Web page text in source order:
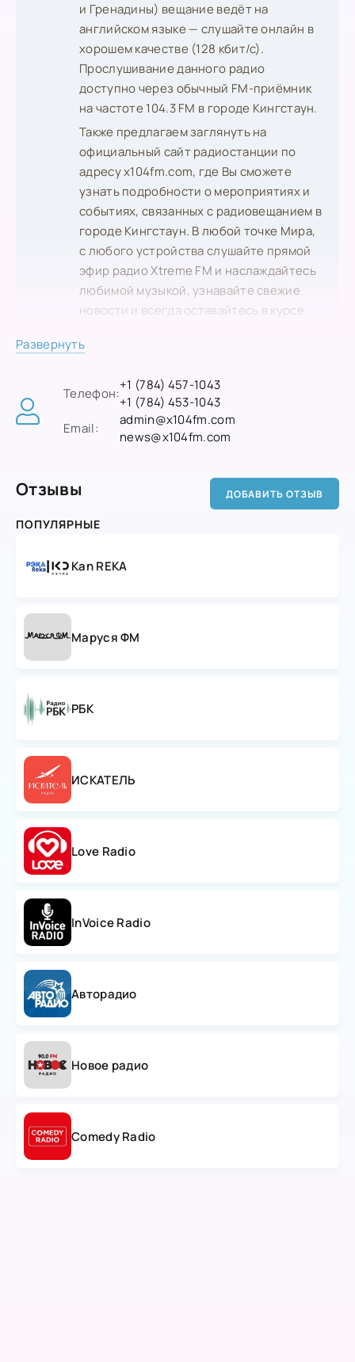
и Гренадины) вещание ведёт на
английском языке — слушайте онлайн в
хорошем качестве (128 кбит/с).
Прослушивание данного радио
доступно через обычный FM-приёмник
на частоте 104.3 FM в городе Кингстаун.
Также предлагаем заглянуть на
официальный сайт радиостанции по
адресу x104fm.com, где Вы сможете
узнать подробности о мероприятиях и
событиях, связанных с радиовещанием в
городе Кингстаун. В любой точке Мира,
с любого устройства слушайте прямой
эфир радио Xtreme FM и наслаждайтесь
любимой музыкой, узнавайте свежие
новости и всегда оставайтесь в курсе
Развернуть
Телефон:
+1 (784) 457-1043
+1 (784) 453-1043
Email:
admin@x104fm.com
news@x104fm.com
Отзывы ДОБАВИТЬ ОТЗЫВ
ПОПУЛЯРНЫЕ
Kan REKA
Маруся ФМ
РБК
ИСКАТЕЛЬ
Love Radio
InVoice Radio
Авторадио
Новое радио
Comedy Radio